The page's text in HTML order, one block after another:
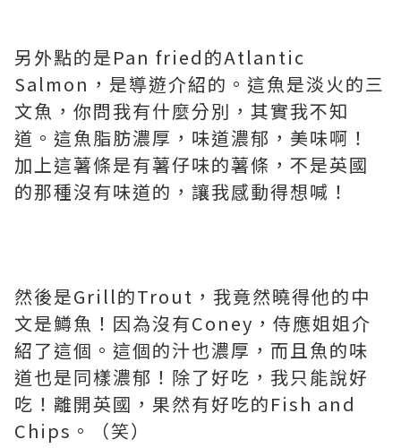
另外點的是Pan fried的Atlantic
Salmon，是導遊介紹的。這魚是淡火的三
文魚，你問我有什麼分別，其實我不知
道。這魚脂肪濃厚，味道濃郁，美味啊！
加上這薯條是有薯仔味的薯條，不是英國
的那種沒有味道的，讓我感動得想喊！
然後是Grill的Trout，我竟然曉得他的中
文是鱒魚！因為沒有Coney，侍應姐姐介
紹了這個。這個的汁也濃厚，而且魚的味
道也是同樣濃郁！除了好吃，我只能說好
吃！離開英國，果然有好吃的Fish and
Chips。（笑）